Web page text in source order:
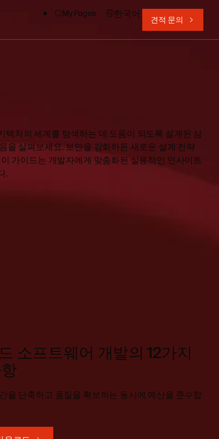
My Pages 한국어
견적 문의
텍처의 세계를 탐색하는 데 도움이 되도록 설계된 심
을 살펴보세요. 보안을 강화하든 새로운 설계 전략
가이드는 개발자에게 맞춤화된 실용적인 인사이트
.
소프트웨어 개발의 12가지
을 단축하고 품질을 확보하는 동시에 예산을 준수합